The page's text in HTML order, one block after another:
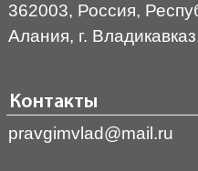
362003, Россия,
Алания, г.
Контакты
pravgimvlad@mail.ru